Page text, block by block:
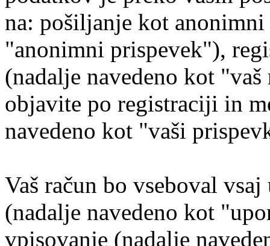
na: pošiljanje kot
"anonimni prispevek"),
(nadalje navedeno kot
objavite po registraciji in
navedeno kot "vaši
Vaš račun bo vseboval
(nadalje navedeno kot
vpisovanje (nadalje